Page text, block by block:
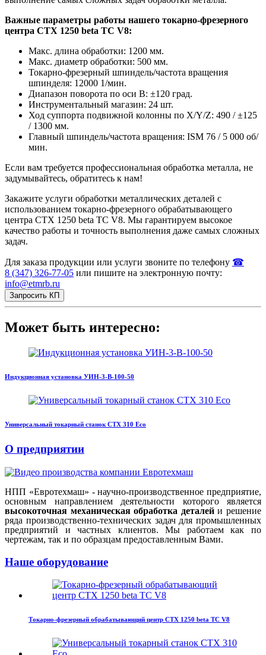
Важные параметры работы нашего токарно-фрезерного
центра CTX 1250 beta TC V8:
Макс. длина обработки: 1200 мм.
Макс. диаметр обработки: 500 мм.
Токарно-фрезерный шпиндель/частота вращения
шпинделя: 12000 1/мин.
Диапазон поворота по оси B: ±120 град.
Инструментальный магазин: 24 шт.
Ход суппорта подвижной колонны по X/Y/Z: 490 / ±125
/ 1300 мм.
Главный шпиндель/частота вращения: ISM 76 / 5 000 об/
мин.
Если вам требуется профессиональная обработка металла, не
задумывайтесь, обратитесь к нам!
Закажите услуги обработки металлических деталей с
использованием токарно-фрезерного обрабатывающего
центра CTX 1250 beta TC V8. Мы гарантируем высокое
качество работы и точность выполнения даже самых сложных
задач.
Для заказа продукции или услуги звоните по телефону ☎
8 (347) 326‑77‑05 или пишите на электронную почту:
info@etmrb.ru
Запросить КП
Может быть интересно:
Индукционная установка УИН-3-В-100-50
Универсальный токарный станок CTX 310 Eco
О предприятии
НПП «Евротехмаш» - научно-производственное предприятие,
основным направлением деятельности которого является
высокоточная механическая обработка деталейи решение
ряда производственно-технических задач для промышленных
предприятий и частных клиентов. Мы работаем как по
чертежам, так и по образцам предоставленным Вами.
Наше оборудование
Токарно-фрезерный обрабатывающий центр CTX 1250 beta TC V8